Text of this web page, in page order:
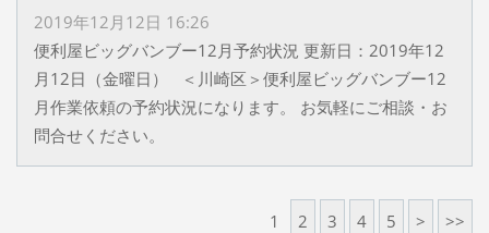
2019年12月12日 16:26
便利屋ビッグバンブー12月予約状況 更新日：2019年12
月12日（金曜日） ＜川崎区＞便利屋ビッグバンブー12
月作業依頼の予約状況になります。 お気軽にご相談・お
問合せください。
1 2 3 4 5 > >>